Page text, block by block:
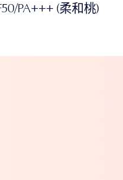
PA+++ (柔和桃)